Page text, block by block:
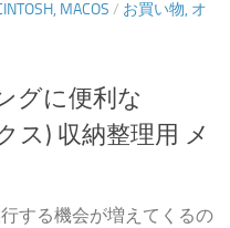
MACOS / お買い物, オ
グに便利な
ス) 収納整理用 メ
する機会が増えてくるの